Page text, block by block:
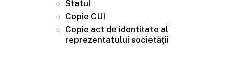
Statul
Copie CUI
Copie act de identitate al
reprezentatului societăţii